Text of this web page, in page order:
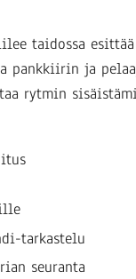
taidossa
pankkiirin ja
rytmin
tarkastelu
seuranta